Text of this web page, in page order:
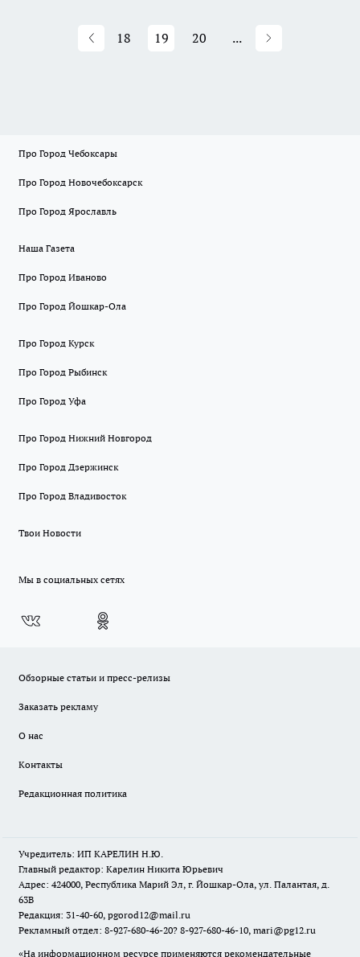
18 19 20 ...
Про Город Чебоксары
Про Город Новочебоксарск
Про Город Ярославль
Наша Газета
Про Город Иваново
Про Город Йошкар-Ола
Про Город Курск
Про Город Рыбинск
Про Город Уфа
Про Город Нижний Новгород
Про Город Дзержинск
Про Город Владивосток
Твои Новости
Мы в социальных сетях
Обзорные статьи и пресс-релизы
Заказать рекламу
О нас
Контакты
Редакционная политика
Учредитель: ИП КАРЕЛИН Н.Ю.
Главный редактор: Карелин Никита Юрьевич
Адрес: 424000, Республика Марий Эл, г. Йошкар-Ола, ул. Палантая, д.
63В
Редакция: 31-40-60, pgorod12@mail.ru
Рекламный отдел: 8-927-680-46-20? 8-927-680-46-10, mari@pg12.ru
«На информационном ресурсе применяются рекомендательные